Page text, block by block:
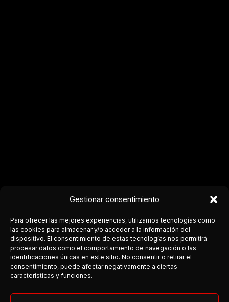
Gestionar consentimiento
Para ofrecer las mejores experiencias, utilizamos tecnologías como
las cookies para almacenar y/o acceder a la información del
dispositivo. El consentimiento de estas tecnologías nos permitirá
procesar datos como el comportamiento de navegación o las
identificaciones únicas en este sitio. No consentir o retirar el
consentimiento, puede afectar negativamente a ciertas
características y funciones.
COSTA DEL ROCK
Medio independiente dedicado a la escena rock y metal en